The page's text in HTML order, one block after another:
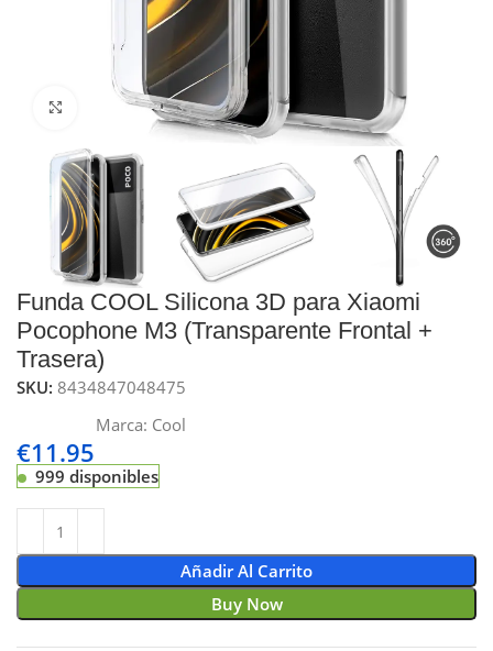
Click to enlarge
Funda COOL Silicona 3D para Xiaomi
Pocophone M3 (Transparente Frontal +
Trasera)
SKU:8434847048475
Marca: Cool
€11.95
999 disponibles
Añadir Al Carrito
Buy Now